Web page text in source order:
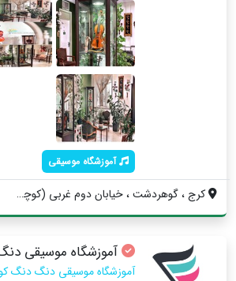
آموزشگاه موسیقی
کرج ، گوهردشت ، خیابان دوم غربی (کوچه سی...
آموزشگاه موسیقی
آموزشگاه موسیقی دنگ دنگ